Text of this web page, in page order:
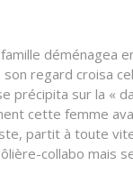
déménagea
regard croisa
sur la «
cette femme
partit à toute
collabo mais